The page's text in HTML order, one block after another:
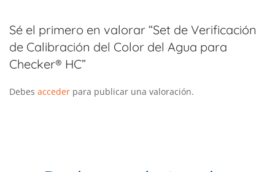
Sé el primero en valorar “Set de Verificación
de Calibración del Color del Agua para
Checker® HC”
Debes acceder para publicar una valoración.